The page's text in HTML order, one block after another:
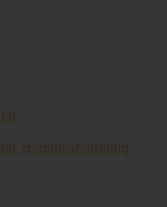
chiqarilishlarining